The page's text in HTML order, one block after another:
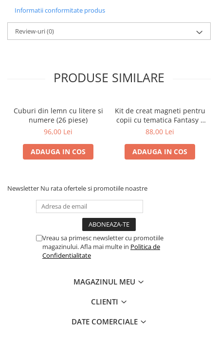
Penare cu un compartiment
Penare neechipate
Creioane grafit și cărbune
Culori în ulei
Pensule
Tempera și Guașe
Tăiere și lipire
Lipici
Informatii conformitate produs
Review-uri(0)
PRODUSE SIMILARE
Cuburi din lemn cu litere si
numere (26 piese)
96,00 Lei
ADAUGA IN COS
Kit de creat magneti pentru
copii cu tematica Fantasy –
17 piese
88,00 Lei
ADAUGA IN COS
Newsletter Nu rata ofertele si promotiile noastre
Vreau sa primesc newsletter cu promotiile
magazinului. Afla mai multe in Politica de
Confidentialitate
MAGAZINUL MEU
CLIENTI
DATE COMERCIALE